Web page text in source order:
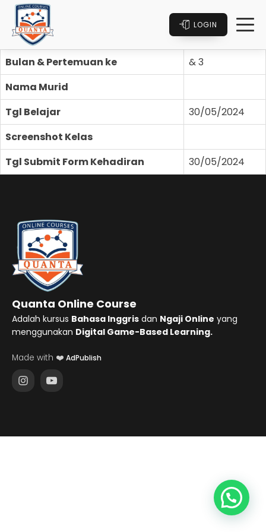
LOGIN
Bulan & Pertemuan ke
& 3
Nama Murid
Tgl Belajar
30/05/2024
Screenshot Kelas
Tgl Submit Form Kehadiran
30/05/2024
Quanta Online Course
Adalah kursus Bahasa Inggris dan Ngaji Online yang
menggunakan Digital Game-Based Learning.
Made with ❤️ AdPublish